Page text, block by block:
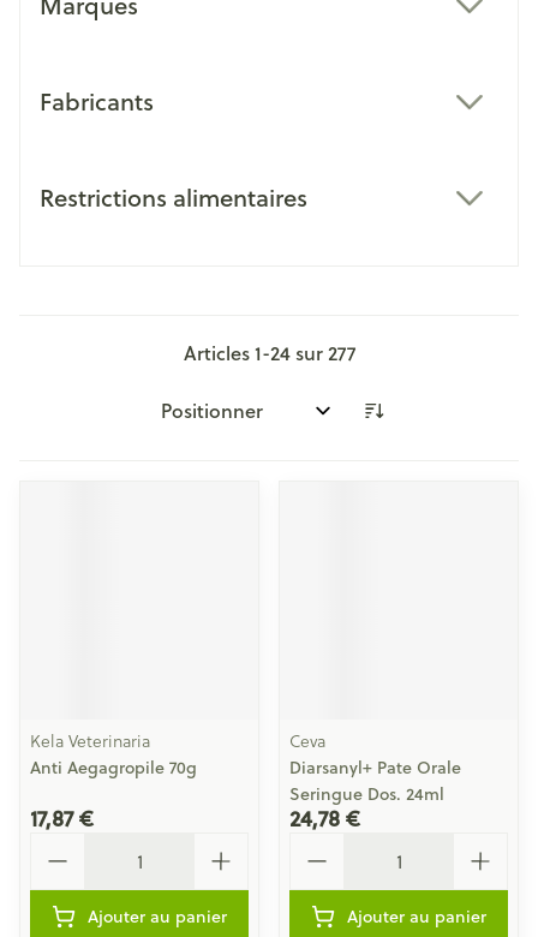
Fabricants
Restrictions alimentaires
Articles1-24sur277
Trier par:
Kela Veterinaria
Anti Aegagropile 70g
17,87 €
Ajouter au panier
Ceva
Diarsanyl+ Pate Orale
Seringue Dos. 24ml
24,78 €
Ajouter au panier